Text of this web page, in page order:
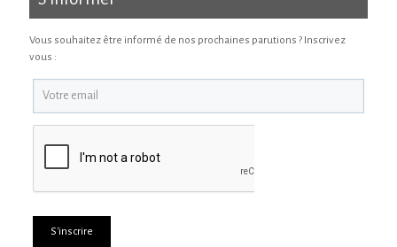
Vous souhaitez être informé de nos prochaines parutions ? Inscrivez
vous :